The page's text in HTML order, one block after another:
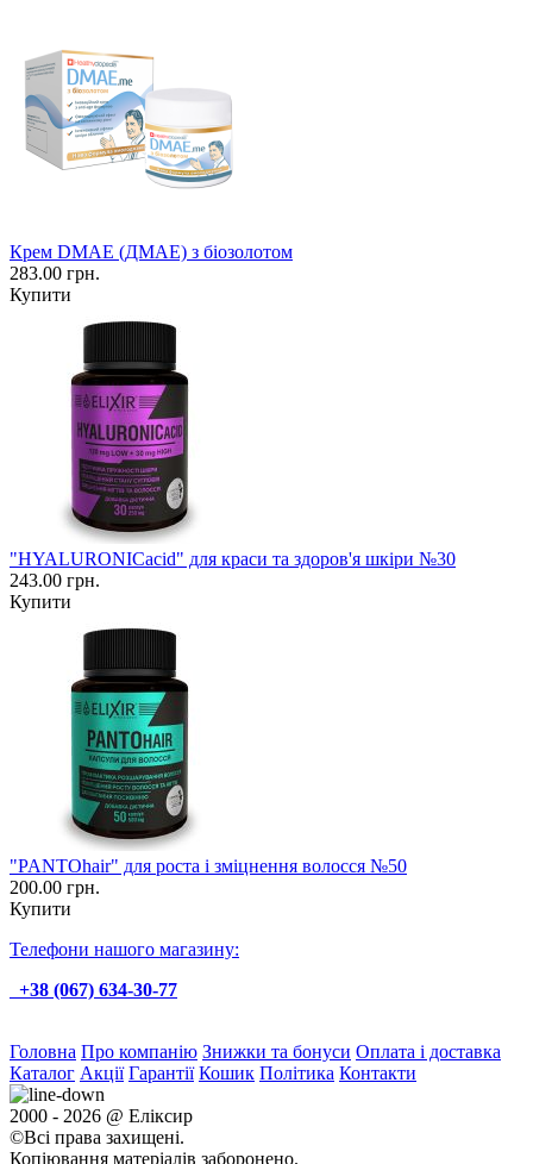
Крем DМАЕ (ДМАЕ) з біозолотом
283.00 грн.
Купити
"HYALURONICacid" для краси та здоров'я шкіри №30
243.00 грн.
Купити
"PANTOhair" для роста і зміцнення волосся №50
200.00 грн.
Купити
Телефони нашого магазину:
+38 (067) 634-30-77
Головна Про компанію Знижки та бонуси Оплата і доставка
Каталог Акції Гарантії Кошик Політика Контакти
2000 - 2026 @ Еліксир
©Всі права захищені.
Копіювання матеріалів заборонено.